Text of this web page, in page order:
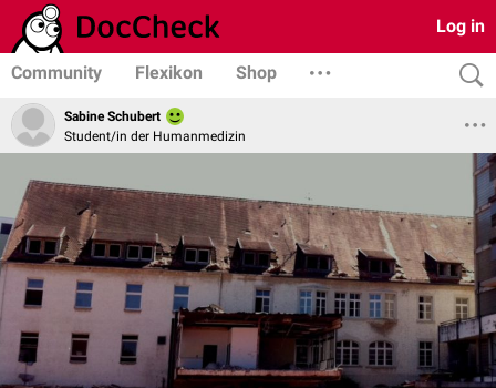
Log in
Community Flexikon Shop
Sabine Schubert
Student/in der Humanmedizin